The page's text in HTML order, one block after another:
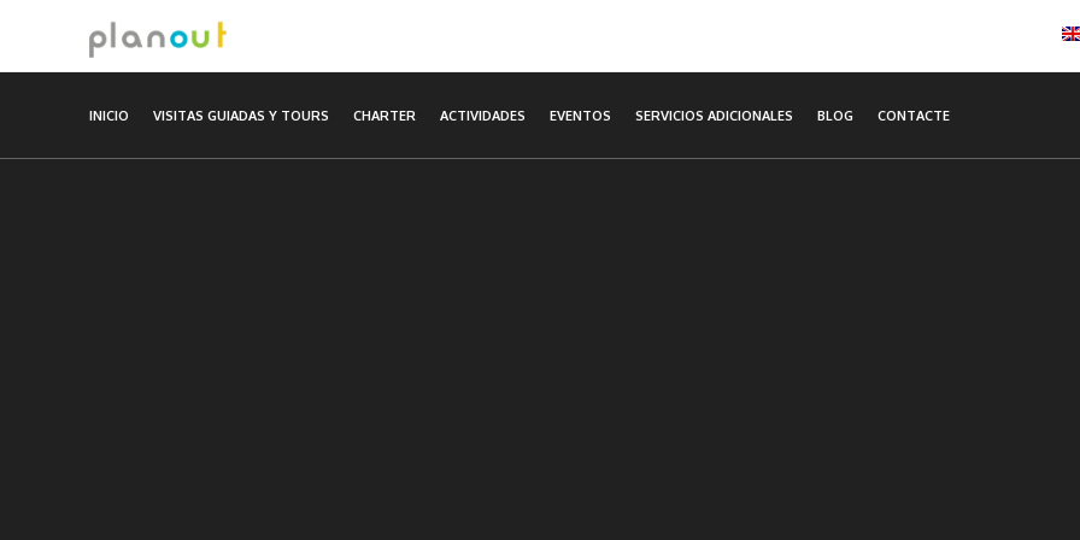
contenido
INICIO VISITAS GUIADAS Y TOURS CHARTER ACTIVIDADES EVENTOS SERVICIOS ADICIONALES BLOG CONTACTE